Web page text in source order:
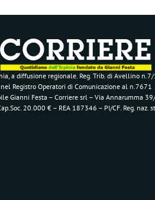
a diffusione regionale. Reg. Trib. di Avellino
Registro Operatori di Comunicazione al n.7671
Gianni Festa – Corriere srl – Via Annarumma
20.000 € – REA 187346 – PI/CF. Reg. naz.